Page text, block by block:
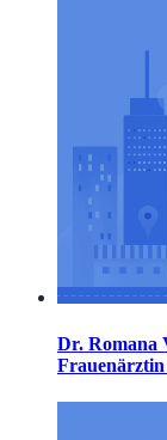
Dr. Romana